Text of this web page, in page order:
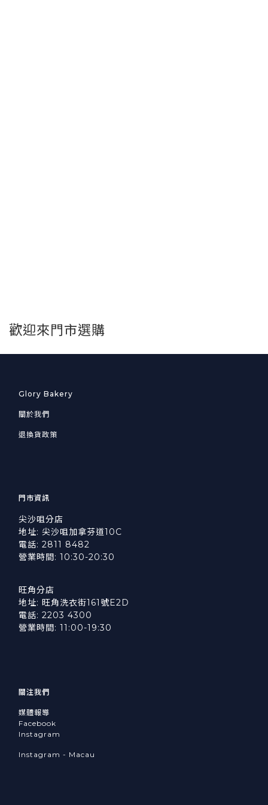
歡迎來門市選購
Glory Bakery
關於我們
退換貨政策
門市資訊
尖沙咀分店
地址: 尖沙咀加拿芬道10C
電話: 2811 8482
營業時間: 10:30-20:30
旺角分店
地址: 旺角洗衣街161號E2D
電話: 2203 4300
營業時間: 11:00-19:30
關注我們
媒體報導
Facebook
Instagram
Instagram - Macau